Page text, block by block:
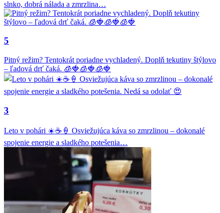
slnko, dobrá nálada a zmrzlina…
5
Pitný režim? Tentokrát poriadne vychladený. Doplň tekutiny štýlovo
– ľadová drť čaká. 🧊🍓🧊🍓🧊🍓
3
Leto v pohári ☀️☕🍦 Osviežujúca káva so zmrzlinou – dokonalé
spojenie energie a sladkého potešenia…